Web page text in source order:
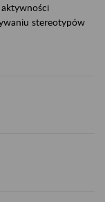
stereotypów